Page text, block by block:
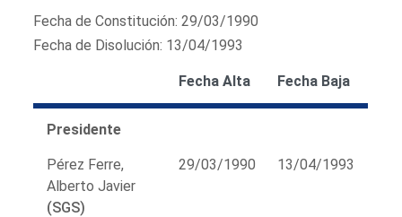
Fecha de Constitución: 29/03/1990
Fecha de Disolución: 13/04/1993
Fecha Alta Fecha Baja
Presidente
Pérez Ferre,
Alberto Javier
(SGS)
29/03/1990 13/04/1993